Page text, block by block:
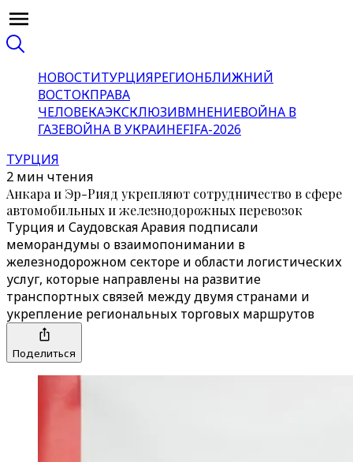
НОВОСТИТУРЦИЯРЕГИОНБЛИЖНИЙ
ВОСТОКПРАВА
ЧЕЛОВЕКАЭКСКЛЮЗИВМНЕНИЕВОЙНА В
ГАЗЕВОЙНА В УКРАИНЕFIFA-2026
ТУРЦИЯ
2 мин чтения
Анкара и Эр-Рияд укрепляют сотрудничество в сфере
автомобильных и железнодорожных перевозок
Турция и Саудовская Аравия подписали
меморандумы о взаимопонимании в
железнодорожном секторе и области логистических
услуг, которые направлены на развитие
транспортных связей между двумя странами и
укрепление региональных торговых маршрутов
Поделиться